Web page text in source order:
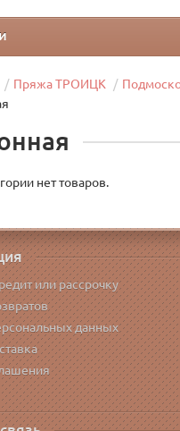
Пряжа ТРОИЦК
нет товаров.
или рассрочку
данных